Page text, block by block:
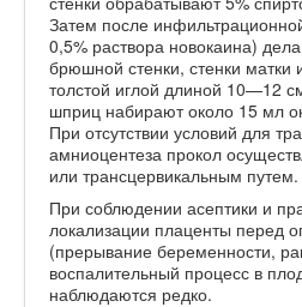
Затем после
0,5% раствора новокаина)
брюшной стенки, стенки матки
толстой иглой длиной 10—12
шприц набирают около 15 мл
При отсутствии условий для
амниоцентеза прокол
или трансцервикальным путем.
При соблюдении асептики и
локализации плаценты перед
(прерывание беременности,
воспалительный процесс в
наблюдаются редко.